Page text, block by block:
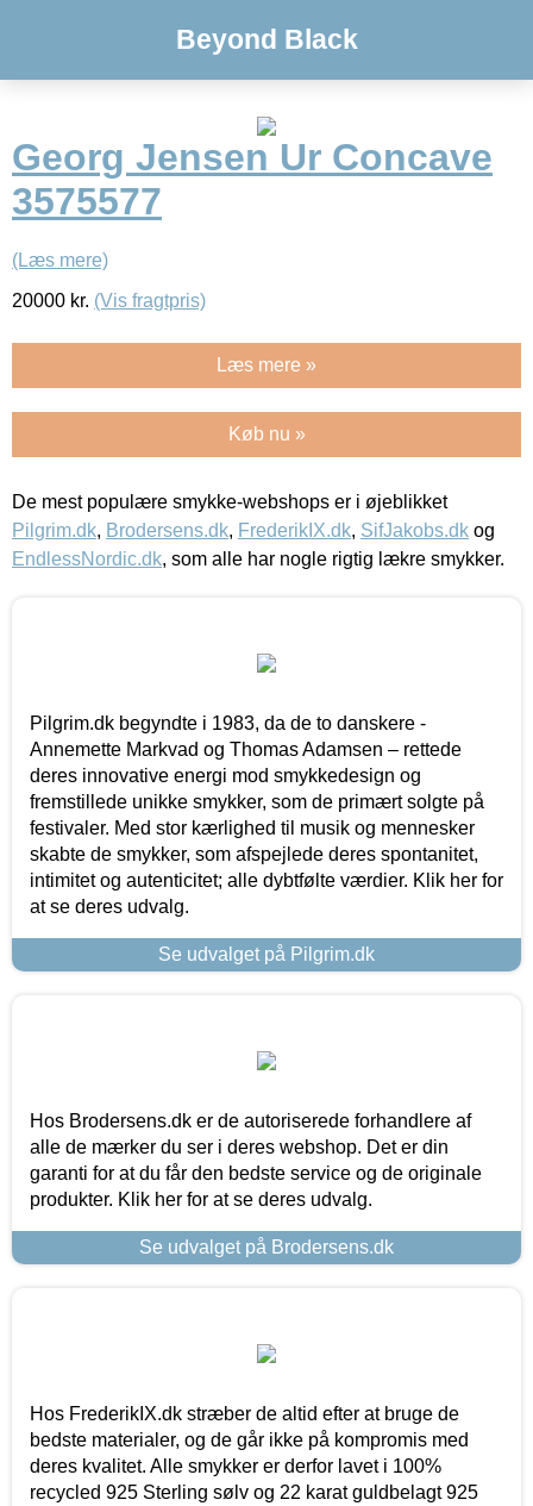
Beyond Black
Georg Jensen Ur Concave
3575577
(Læs mere)
20000 kr. (Vis fragtpris)
Læs mere »
Køb nu »
De mest populære smykke-webshops er i øjeblikket
Pilgrim.dk, Brodersens.dk, FrederikIX.dk, SifJakobs.dk og
EndlessNordic.dk, som alle har nogle rigtig lækre smykker.
Pilgrim.dk begyndte i 1983, da de to danskere -
Annemette Markvad og Thomas Adamsen – rettede
deres innovative energi mod smykkedesign og
fremstillede unikke smykker, som de primært solgte på
festivaler. Med stor kærlighed til musik og mennesker
skabte de smykker, som afspejlede deres spontanitet,
intimitet og autenticitet; alle dybtfølte værdier. Klik her for
at se deres udvalg.
Se udvalget på Pilgrim.dk
Hos Brodersens.dk er de autoriserede forhandlere af
alle de mærker du ser i deres webshop. Det er din
garanti for at du får den bedste service og de originale
produkter. Klik her for at se deres udvalg.
Se udvalget på Brodersens.dk
Hos FrederikIX.dk stræber de altid efter at bruge de
bedste materialer, og de går ikke på kompromis med
deres kvalitet. Alle smykker er derfor lavet i 100%
recycled 925 Sterling sølv og 22 karat guldbelagt 925